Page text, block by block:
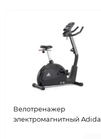
Велотренажер
электромагнитный Adidas